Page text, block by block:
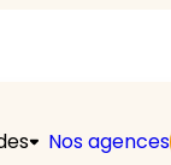
Nos agences